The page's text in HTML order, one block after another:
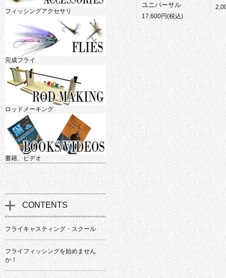
ユニバーサル
17,600円(税込)
フィッシングアクセサリ
完成フライ
ロッドメーキング
書籍、ビデオ
CONTENTS
フライキャスティング・スクール
フライフィッシングを始めません
か！